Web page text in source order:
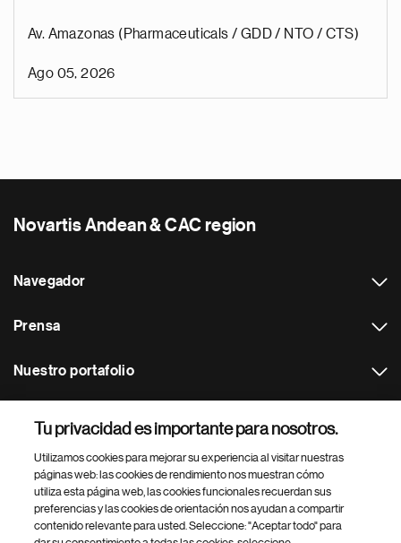
Av. Amazonas (Pharmaceuticals / GDD / NTO / CTS)
Ago 05, 2026
Novartis Andean & CAC region
Navegador
Prensa
Nuestro portafolio
Footer Site Search
Tu privacidad es importante para nosotros.
Utilizamos cookies para mejorar su experiencia al visitar nuestras
páginas web: las cookies de rendimiento nos muestran cómo
utiliza esta página web, las cookies funcionales recuerdan sus
preferencias y las cookies de orientación nos ayudan a compartir
contenido relevante para usted. Seleccione: "Aceptar todo" para